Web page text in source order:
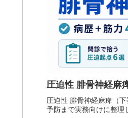
圧迫性 腓骨神経麻
圧迫性 腓骨神経麻痺（
予防まで実務向けに整理